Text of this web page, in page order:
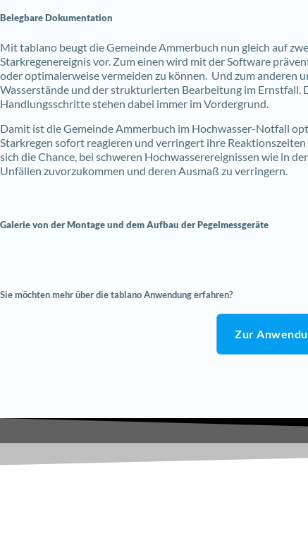
Belegbare Dokumentation
Mit tablano beugt die Gemeinde Ammerbuch nun gleich auf
Starkregenereignis vor. Zum einen wird mit der Software
oder optimalerweise vermeiden zu können. Und zum
Wasserstände und der strukturierten Bearbeitung im
Handlungsschritte stehen dabei immer im Vordergrund.
Damit ist die Gemeinde Ammerbuch im Hochwasser-Notfall
Starkregen sofort reagieren und verringert ihre
sich die Chance, bei schweren Hochwasserereignissen wie in
Unfällen zuvorzukommen und deren Ausmaß zu verringern.
Galerie von der Montage und dem Aufbau der Pegelmessgeräte
Sie möchten mehr über die tablano Anwendung erfahren?
Zur